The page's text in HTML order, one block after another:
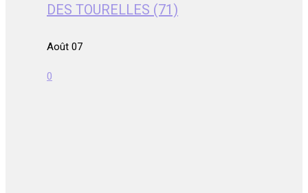
DES TOURELLES (71)
Août 07
0